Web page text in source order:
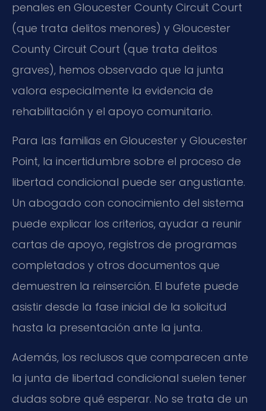
penales en Gloucester County Circuit Court
(que trata delitos menores) y Gloucester
County Circuit Court (que trata delitos
graves), hemos observado que la junta
valora especialmente la evidencia de
rehabilitación y el apoyo comunitario.
Para las familias en Gloucester y Gloucester
Point, la incertidumbre sobre el proceso de
libertad condicional puede ser angustiante.
Un abogado con conocimiento del sistema
puede explicar los criterios, ayudar a reunir
cartas de apoyo, registros de programas
completados y otros documentos que
demuestren la reinserción. El bufete puede
asistir desde la fase inicial de la solicitud
hasta la presentación ante la junta.
Además, los reclusos que comparecen ante
la junta de libertad condicional suelen tener
dudas sobre qué esperar. No se trata de un